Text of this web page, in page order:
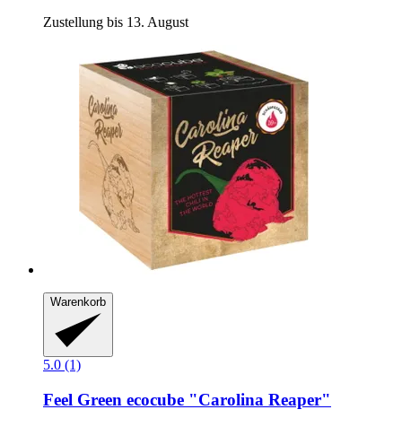
Zustellung bis 13. August
Warenkorb
5.0 (1)
Feel Green ecocube "Carolina Reaper"